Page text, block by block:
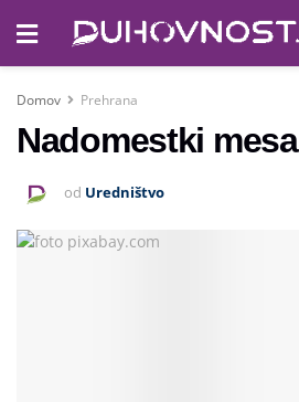
Domov Prehrana
Nadomestki mesa
od Uredništvo